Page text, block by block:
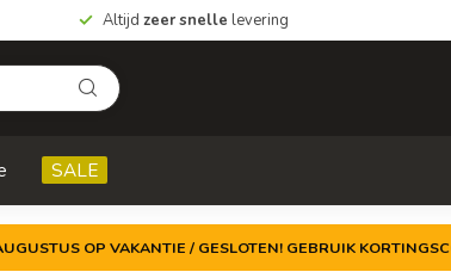
Altijd zeer snelle levering
SALE
OP VAKANTIE / GESLOTEN! GEBRUIK